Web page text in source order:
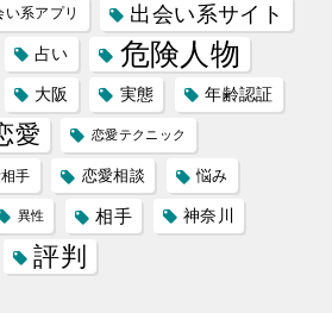
い系アプリ 出会い系サイト
占い 危険人物
大阪 実態 年齢認証
愛 恋愛テクニック
手 恋愛相談 悩み
異性 相手 神奈川
評判